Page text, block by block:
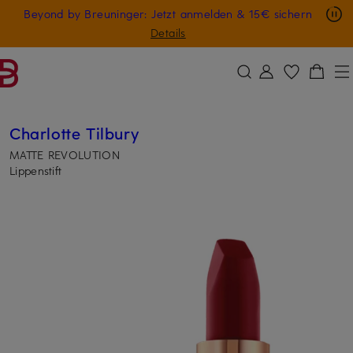
ZUM HAUPTINHALT ÜBERSPRINGEN
Beyond by Breuninger: Jetzt anmelden & 15€ sichern
Details
Nur in der App: -10 € auf digitale Geschenkkarten
GESCHENK20
Charlotte Tilbury
MATTE REVOLUTION
Lippenstift